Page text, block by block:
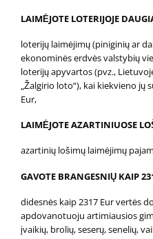
LAIMĖJOTE LOTERIJOJE
loterijų laimėjimų (piniginių ar
ekonominės erdvės valstybių
loterijų apyvartos (pvz.,
„Žalgirio loto“), kai kiekvieno jų
Eur,
LAIMĖJOTE AZARTINIUOSE
azartinių lošimų laimėjimų
GAVOTE BRANGESNIŲ KAIP
didesnės kaip 2317 Eur vertės
apdovanotuoju artimiausios
įvaikių, brolių, seserų, senelių,